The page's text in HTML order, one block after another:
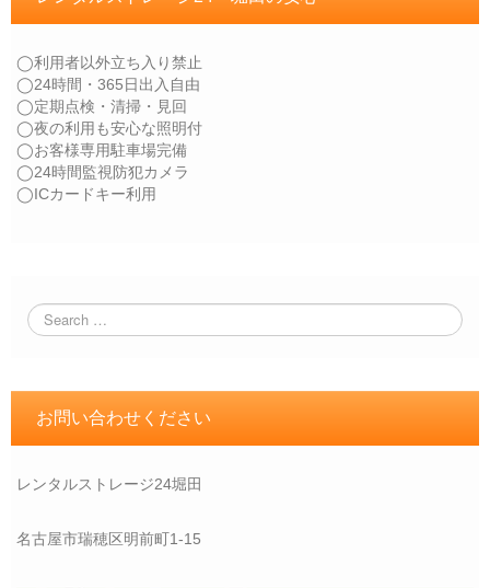
◯利用者以外立ち入り禁止
◯24時間・365日出入自由
◯定期点検・清掃・見回
◯夜の利用も安心な照明付
◯お客様専用駐車場完備
◯24時間監視防犯カメラ
◯ICカードキー利用
お問い合わせください
レンタルストレージ24堀田
名古屋市瑞穂区明前町1-15